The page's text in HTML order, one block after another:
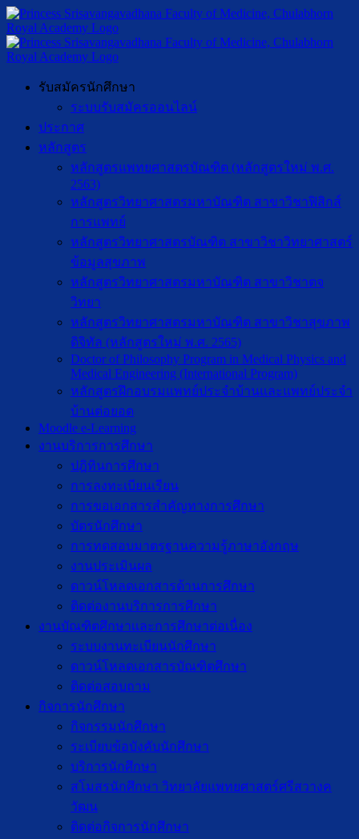
รับสมัครนักศึกษา
ระบบรับสมัครออนไลน์
ประกาศ
หลักสูตร
หลักสูตรแพทยศาสตรบัณฑิต (หลักสูตรใหม่ พ.ศ.
2563)
หลักสูตรวิทยาศาสตรมหาบัณฑิต สาขาวิชาฟิสิกส์
การแพทย์
หลักสูตรวิทยาศาสตรบัณฑิต สาขาวิชาวิทยาศาสตร์
ข้อมูลสุขภาพ
หลักสูตรวิทยาศาสตรมหาบัณฑิต สาขาวิชาตจ
วิทยา
หลักสูตรวิทยาศาสตรมหาบัณฑิต สาขาวิชาสุขภาพ
ดิจิทัล (หลักสูตรใหม่ พ.ศ. 2565)
Doctor of Philosophy Program in Medical Physics and
Medical Engineering (International Program)
หลักสูตรฝึกอบรมแพทย์ประจำบ้านและแพทย์ประจำ
บ้านต่อยอด
Moodle e-Learning
งานบริการการศึกษา
ปฎิทินการศึกษา
การลงทะเบียนเรียน
การขอเอกสารสำคัญทางการศึกษา
บัตรนักศึกษา
การทดสอบมาตรฐานความรู้ภาษาอังกฤษ
งานประเมินผล
ดาวน์โหลดเอกสารด้านการศึกษา
ติดต่องานบริการการศึกษา
งานบัณฑิตศึกษาเเละการศึกษาต่อเนื่อง
ระบบงานทะเบียนนักศึกษา
ดาวน์โหลดเอกสารบัณฑิตศึกษา
ติดต่อสอบถาม
กิจการนักศึกษา
กิจกรรมนักศึกษา
ระเบียบข้อบังคับนักศึกษา
บริการนักศึกษา
สโมสรนักศึกษา วิทยาลัยแพทยศาสตร์ศรีสวางค
วัฒน
ติดต่อกิจการนักศึกษา